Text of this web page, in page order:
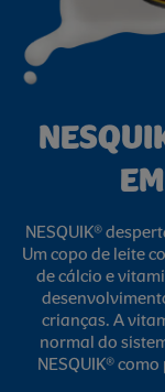
NESQUIK®
Um copo de leite
de cálcio e
crianças. A
normal do
NESQUIK®